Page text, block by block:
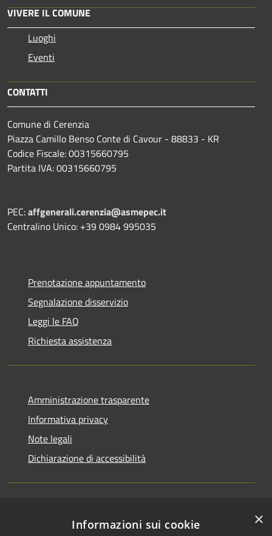
VIVERE IL COMUNE
Luoghi
Eventi
CONTATTI
Comune di Cerenzia
Piazza Camillo Benso Conte di Cavour - 88833 - KR
Codice Fiscale: 00315660795
Partita IVA: 00315660795
PEC:affgenerali.cerenzia@asmepec.it
Centralino Unico: +39 0984 995035
Prenotazione appuntamento
Segnalazione disservizio
Leggi le FAQ
Richiesta assistenza
Amministrazione trasparente
Informativa privacy
Note legali
Dichiarazione di accessibilità
Copyright © 2026 • Comune di×
Informazioni sui cookie